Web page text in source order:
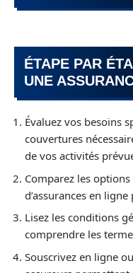
ÉTAPE PAR
UNE
Évaluez vos besoins
couvertures
de vos activités
Comparez les
d’assurances en
Lisez les conditions
comprendre les
Souscrivez en ligne